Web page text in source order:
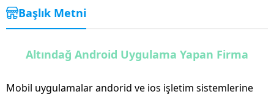
Başlık Metni
Altındağ Android Uygulama Yapan Firma
Mobil uygulamalar andorid ve ios işletim sistemlerine